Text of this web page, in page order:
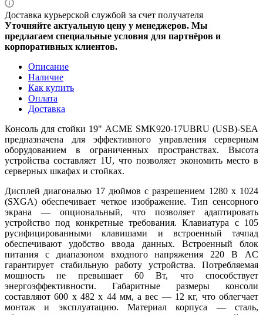
Доставка курьерской службой за счет получателя
Уточняйте актуальную цену у менеджеров. Мы
предлагаем специальные условия для партнёров и
корпоративных клиентов.
Описание
Наличие
Как купить
Оплата
Доставка
Консоль для стойки 19" ACME SMK920-17UBRU (USB)-SEA
предназначена для эффективного управления серверным
оборудованием в ограниченных пространствах. Высота
устройства составляет 1U, что позволяет экономить место в
серверных шкафах и стойках.
Дисплей диагональю 17 дюймов с разрешением 1280 x 1024
(SXGA) обеспечивает четкое изображение. Тип сенсорного
экрана — опциональный, что позволяет адаптировать
устройство под конкретные требования. Клавиатура с 105
русифицированными клавишами и встроенный тачпад
обеспечивают удобство ввода данных. Встроенный блок
питания с диапазоном входного напряжения 220 В AC
гарантирует стабильную работу устройства. Потребляемая
мощность не превышает 60 Вт, что способствует
энергоэффективности. Габаритные размеры консоли
составляют 600 x 482 x 44 мм, а вес — 12 кг, что облегчает
монтаж и эксплуатацию. Материал корпуса — сталь,